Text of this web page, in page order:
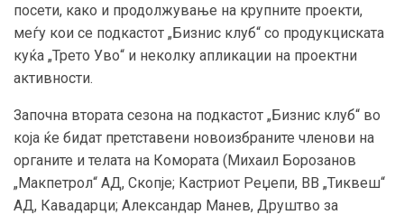
посети, како и продолжување на крупните проекти,
меѓу кои се подкастот „Бизнис клуб“ со продукциската
куќа „Трето Уво“ и неколку апликации на проектни
активности.
Започна втората сезона на подкастот „Бизнис клуб“ во
која ќе бидат претставени новоизбраните членови на
органите и телата на Комората (Михаил Борозанов
„Макпетрол“ АД, Скопје; Кастриот Реџепи, ВВ „Тиквеш“
АД, Кавадарци; Александар Манев, Друштво за